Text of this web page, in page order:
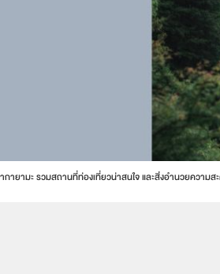
ายามะ รวมสถานที่ท่องเที่ยวน่าสนใจ และสิ่งอำนวยความส